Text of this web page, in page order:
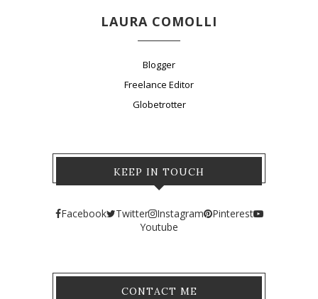
LAURA COMOLLI
Blogger
Freelance Editor
Globetrotter
KEEP IN TOUCH
Facebook Twitter Instagram
Pinterest
Youtube
CONTACT ME